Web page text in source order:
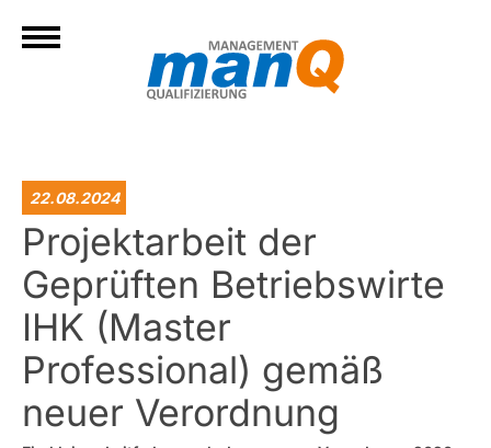
22.08.2024
Projektarbeit der
Geprüften Betriebswirte
IHK (Master
Professional) gemäß
neuer Verordnung